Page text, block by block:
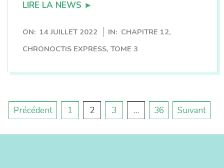
LIRE LA NEWS ►
2022-
07-
ON: 14 JUILLET 2022 IN: CHAPITRE 12,
CHRONOCTIS EXPRESS,TOME 3
Pagination
Précédent 1 2 3 … 36 Suivant